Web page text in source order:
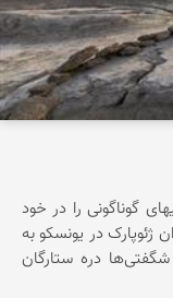
گوناگونی را در خود
ژئوپارک در یونسکو به
دره ستارگان